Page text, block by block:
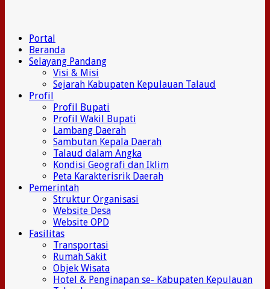
Portal
Beranda
Selayang Pandang
Visi & Misi
Sejarah Kabupaten Kepulauan Talaud
Profil
Profil Bupati
Profil Wakil Bupati
Lambang Daerah
Sambutan Kepala Daerah
Talaud dalam Angka
Kondisi Geografi dan Iklim
Peta Karakterisrik Daerah
Pemerintah
Struktur Organisasi
Website Desa
Website OPD
Fasilitas
Transportasi
Rumah Sakit
Objek Wisata
Hotel & Penginapan se- Kabupaten Kepulauan